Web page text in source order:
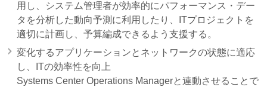
用し、システム管理者が効率的にパフォーマンス・デー
タを分析した動向予測に利用したり、ITプロジェクトを
適切に計画し、予算編成できるよう支援する。
変化するアプリケーションとネットワークの状態に適応
し、ITの効率性を向上
Systems Center Operations Managerと連動させることで